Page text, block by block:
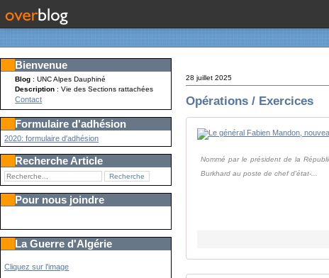
Bienvenue
Blog : UNC Alpes Dauphiné
Description: Vie des Sections rattachées
Contact
Formulaire d'adhésion
2020: formulaire d'adhésion
Recherche Article
Pour nous joindre
La Guerre d'Algérie
Cliquez sur l'image
28 juillet 2025
Opérations / Exercices
Nommé par le président de la
Burkhard au poste de chef d'état-...